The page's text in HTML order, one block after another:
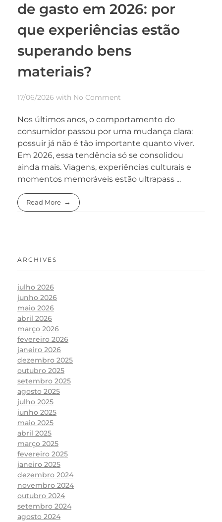
de gasto em 2026: por
que experiências estão
superando bens
materiais?
17/06/2026 with No Comment
Nos últimos anos, o comportamento do
consumidor passou por uma mudança clara:
possuir já não é tão importante quanto viver.
Em 2026, essa tendência só se consolidou
ainda mais. Viagens, experiências culturais e
momentos memoráveis estão ultrapass ...
Read More
ARCHIVES
julho 2026
junho 2026
maio 2026
abril 2026
março 2026
fevereiro 2026
janeiro 2026
dezembro 2025
outubro 2025
setembro 2025
agosto 2025
julho 2025
junho 2025
maio 2025
abril 2025
março 2025
fevereiro 2025
janeiro 2025
dezembro 2024
novembro 2024
outubro 2024
setembro 2024
agosto 2024